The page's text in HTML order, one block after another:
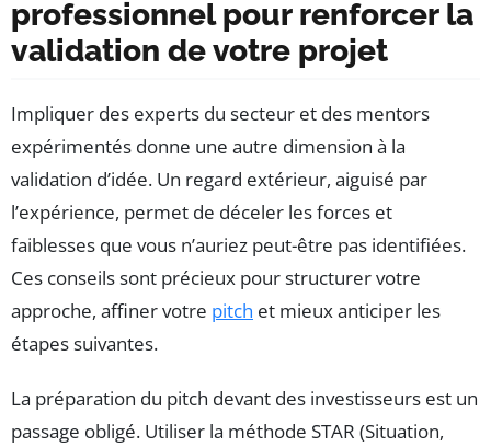
professionnel pour renforcer la
validation de votre projet
Impliquer des experts du secteur et des mentors
expérimentés donne une autre dimension à la
validation d’idée. Un regard extérieur, aiguisé par
l’expérience, permet de déceler les forces et
faiblesses que vous n’auriez peut-être pas identifiées.
Ces conseils sont précieux pour structurer votre
approche, affiner votre pitch et mieux anticiper les
étapes suivantes.
La préparation du pitch devant des investisseurs est un
passage obligé. Utiliser la méthode STAR (Situation,